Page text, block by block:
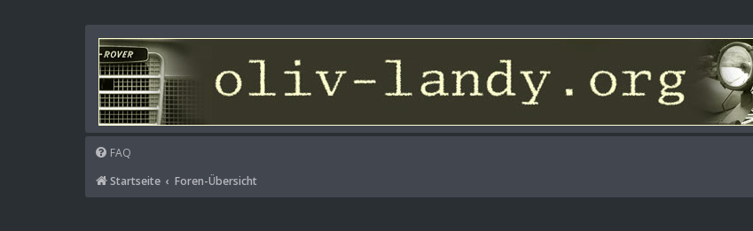
FAQ
Startseite
Foren-Übersicht